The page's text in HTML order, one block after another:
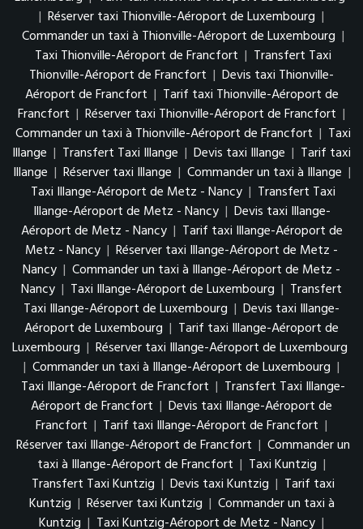
| Réserver taxi Thionville-Aéroport de Luxembourg |
Commander un taxi à Thionville-Aéroport de Luxembourg |
Taxi Thionville-Aéroport de Francfort | Transfert Taxi
Thionville-Aéroport de Francfort | Devis taxi Thionville-
Aéroport de Francfort | Tarif taxi Thionville-Aéroport de
Francfort | Réserver taxi Thionville-Aéroport de Francfort |
Commander un taxi à Thionville-Aéroport de Francfort | Taxi
Illange | Transfert Taxi Illange | Devis taxi Illange | Tarif taxi
Illange | Réserver taxi Illange | Commander un taxi à Illange |
Taxi Illange-Aéroport de Metz - Nancy | Transfert Taxi
Illange-Aéroport de Metz - Nancy | Devis taxi Illange-
Aéroport de Metz - Nancy | Tarif taxi Illange-Aéroport de
Metz - Nancy | Réserver taxi Illange-Aéroport de Metz -
Nancy | Commander un taxi à Illange-Aéroport de Metz -
Nancy | Taxi Illange-Aéroport de Luxembourg | Transfert
Taxi Illange-Aéroport de Luxembourg | Devis taxi Illange-
Aéroport de Luxembourg | Tarif taxi Illange-Aéroport de
Luxembourg | Réserver taxi Illange-Aéroport de Luxembourg
| Commander un taxi à Illange-Aéroport de Luxembourg |
Taxi Illange-Aéroport de Francfort | Transfert Taxi Illange-
Aéroport de Francfort | Devis taxi Illange-Aéroport de
Francfort | Tarif taxi Illange-Aéroport de Francfort |
Réserver taxi Illange-Aéroport de Francfort | Commander un
taxi à Illange-Aéroport de Francfort | Taxi Kuntzig |
Transfert Taxi Kuntzig | Devis taxi Kuntzig | Tarif taxi
Kuntzig | Réserver taxi Kuntzig | Commander un taxi à
Kuntzig | Taxi Kuntzig-Aéroport de Metz - Nancy |